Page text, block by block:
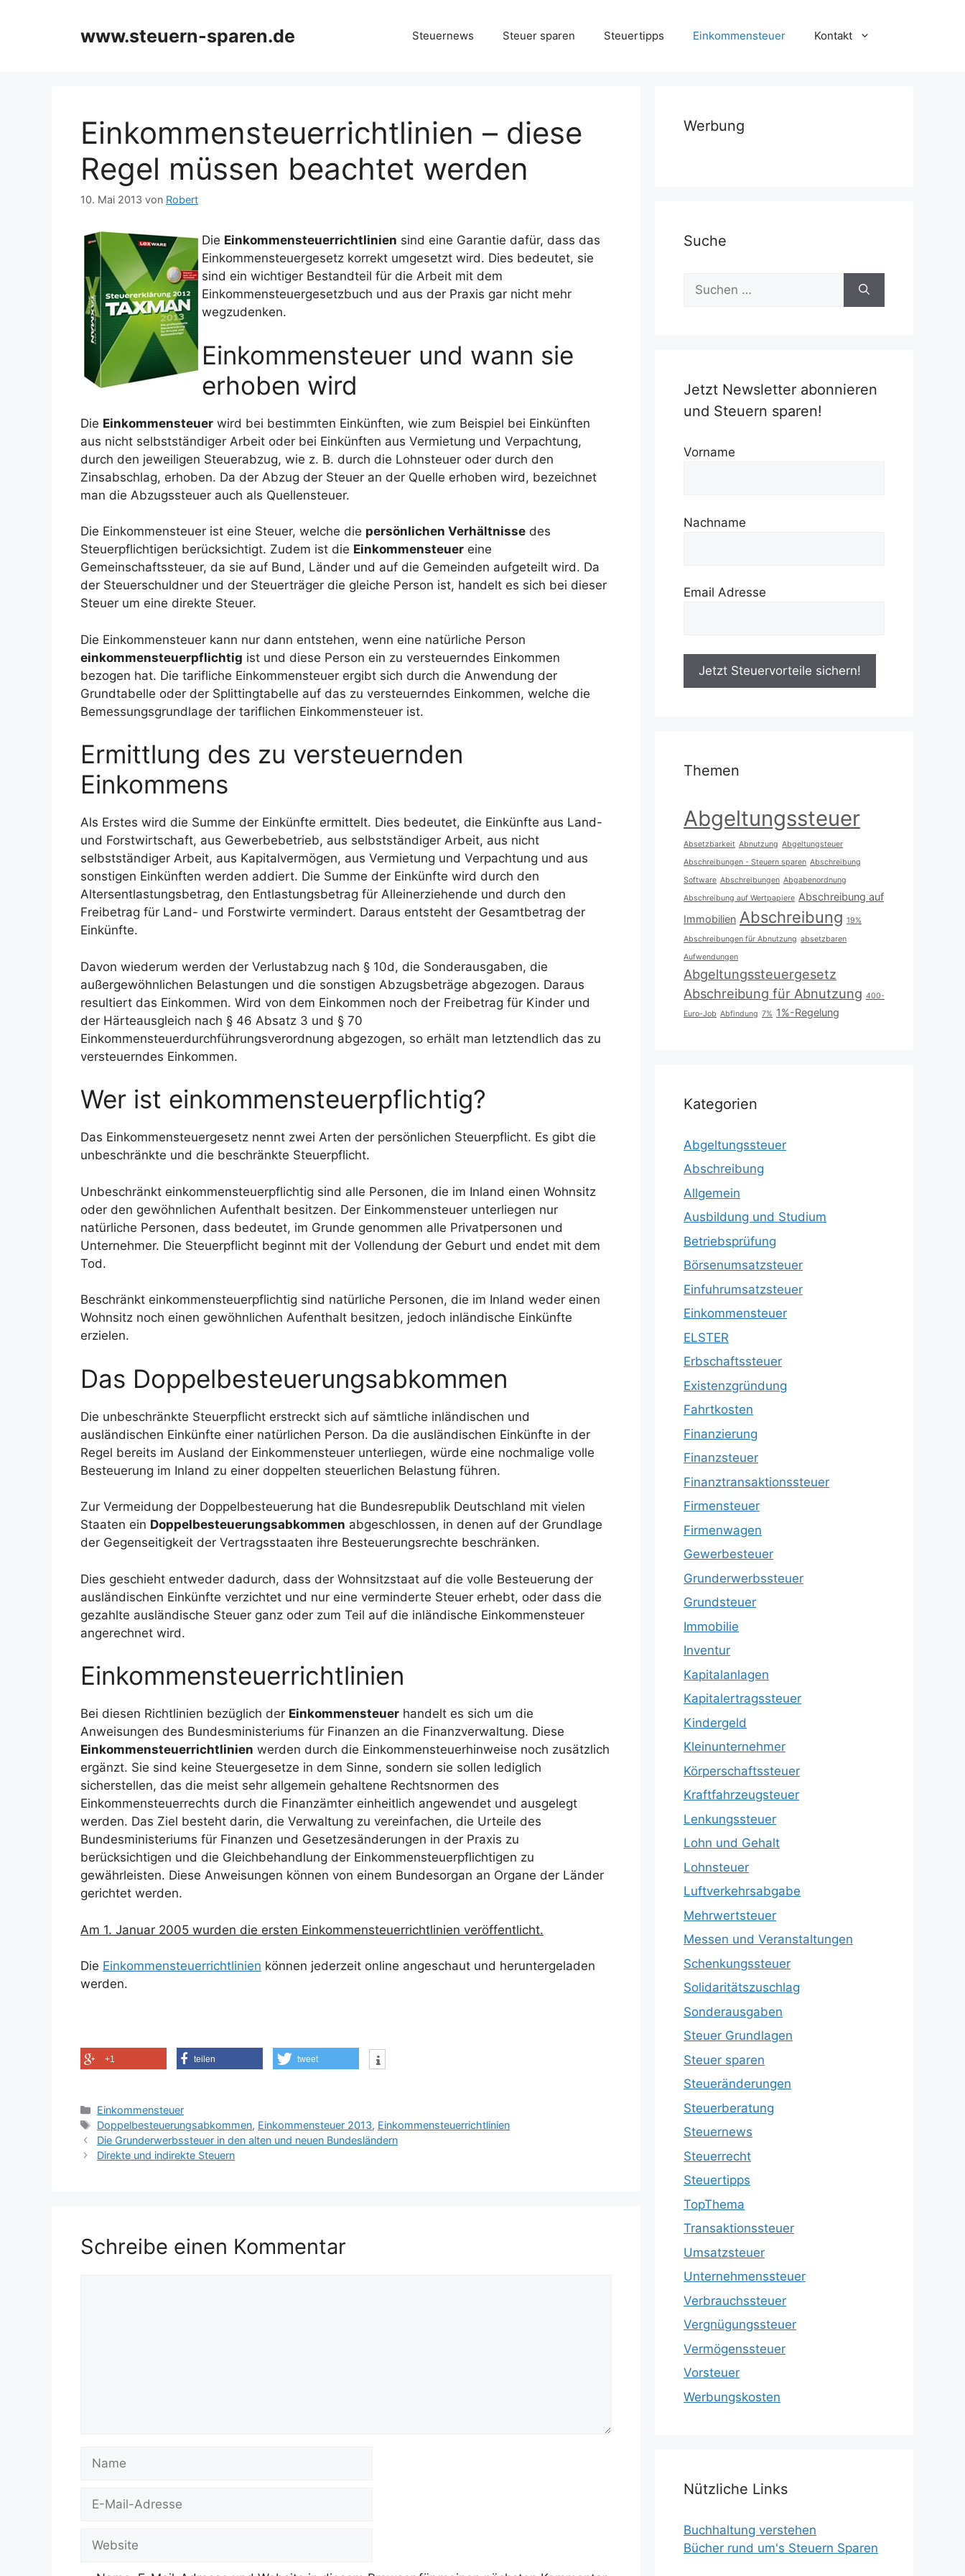
www.steuern-sparen.de Steuernews Steuer sparen Steuertipps Einkommensteuer Kontakt
Einkommensteuerrichtlinien – diese
Regel müssen beachtet werden
10. Mai 2013 von Robert
Die Einkommensteuerrichtlinien sind eine Garantie dafür, dass das
Einkommensteuergesetz korrekt umgesetzt wird. Dies bedeutet, sie
sind ein wichtiger Bestandteil für die Arbeit mit dem
Einkommensteuergesetzbuch und aus der Praxis gar nicht mehr
wegzudenken.
Einkommensteuer und wann sie
erhoben wird
Die Einkommensteuer wird bei bestimmten Einkünften, wie zum Beispiel bei Einkünften
aus nicht selbstständiger Arbeit oder bei Einkünften aus Vermietung und Verpachtung,
durch den jeweiligen Steuerabzug, wie z. B. durch die Lohnsteuer oder durch den
Zinsabschlag, erhoben. Da der Abzug der Steuer an der Quelle erhoben wird, bezeichnet
man die Abzugssteuer auch als Quellensteuer.
Die Einkommensteuer ist eine Steuer, welche die persönlichen Verhältnisse des
Steuerpflichtigen berücksichtigt. Zudem ist die Einkommensteuer eine
Gemeinschaftssteuer, da sie auf Bund, Länder und auf die Gemeinden aufgeteilt wird. Da
der Steuerschuldner und der Steuerträger die gleiche Person ist, handelt es sich bei dieser
Steuer um eine direkte Steuer.
Die Einkommensteuer kann nur dann entstehen, wenn eine natürliche Person
einkommensteuerpflichtig ist und diese Person ein zu versteuerndes Einkommen
bezogen hat. Die tarifliche Einkommensteuer ergibt sich durch die Anwendung der
Grundtabelle oder der Splittingtabelle auf das zu versteuerndes Einkommen, welche die
Bemessungsgrundlage der tariflichen Einkommensteuer ist.
Ermittlung des zu versteuernden
Einkommens
Als Erstes wird die Summe der Einkünfte ermittelt. Dies bedeutet, die Einkünfte aus Land-
und Forstwirtschaft, aus Gewerbebetrieb, aus selbstständiger Arbeit, aus nicht
selbstständiger Arbeit, aus Kapitalvermögen, aus Vermietung und Verpachtung und aus
sonstigen Einkünften werden addiert. Die Summe der Einkünfte wird durch den
Altersentlastungsbetrag, den Entlastungsbetrag für Alleinerziehende und durch den
Freibetrag für Land- und Forstwirte vermindert. Daraus entsteht der Gesamtbetrag der
Einkünfte.
Davon wiederum werden der Verlustabzug nach § 10d, die Sonderausgaben, die
außergewöhnlichen Belastungen und die sonstigen Abzugsbeträge abgezogen. Daraus
resultiert das Einkommen. Wird von dem Einkommen noch der Freibetrag für Kinder und
der Härteausgleich nach § 46 Absatz 3 und § 70
Einkommensteuerdurchführungsverordnung abgezogen, so erhält man letztendlich das zu
versteuerndes Einkommen.
Wer ist einkommensteuerpflichtig?
Das Einkommensteuergesetz nennt zwei Arten der persönlichen Steuerpflicht. Es gibt die
unbeschränkte und die beschränkte Steuerpflicht.
Unbeschränkt einkommensteuerpflichtig sind alle Personen, die im Inland einen Wohnsitz
oder den gewöhnlichen Aufenthalt besitzen. Der Einkommensteuer unterliegen nur
natürliche Personen, dass bedeutet, im Grunde genommen alle Privatpersonen und
Unternehmer. Die Steuerpflicht beginnt mit der Vollendung der Geburt und endet mit dem
Tod.
Beschränkt einkommensteuerpflichtig sind natürliche Personen, die im Inland weder einen
Wohnsitz noch einen gewöhnlichen Aufenthalt besitzen, jedoch inländische Einkünfte
erzielen.
Das Doppelbesteuerungsabkommen
Die unbeschränkte Steuerpflicht erstreckt sich auf sämtliche inländischen und
ausländischen Einkünfte einer natürlichen Person. Da die ausländischen Einkünfte in der
Regel bereits im Ausland der Einkommensteuer unterliegen, würde eine nochmalige volle
Besteuerung im Inland zu einer doppelten steuerlichen Belastung führen.
Zur Vermeidung der Doppelbesteuerung hat die Bundesrepublik Deutschland mit vielen
Staaten ein Doppelbesteuerungsabkommen abgeschlossen, in denen auf der Grundlage
der Gegenseitigkeit der Vertragsstaaten ihre Besteuerungsrechte beschränken.
Dies geschieht entweder dadurch, dass der Wohnsitzstaat auf die volle Besteuerung der
ausländischen Einkünfte verzichtet und nur eine verminderte Steuer erhebt, oder dass die
gezahlte ausländische Steuer ganz oder zum Teil auf die inländische Einkommensteuer
angerechnet wird.
Einkommensteuerrichtlinien
Bei diesen Richtlinien bezüglich der Einkommensteuer handelt es sich um die
Anweisungen des Bundesministeriums für Finanzen an die Finanzverwaltung. Diese
Einkommensteuerrichtlinien werden durch die Einkommensteuerhinweise noch zusätzlich
ergänzt. Sie sind keine Steuergesetze in dem Sinne, sondern sie sollen lediglich
sicherstellen, das die meist sehr allgemein gehaltene Rechtsnormen des
Einkommensteuerrechts durch die Finanzämter einheitlich angewendet und ausgelegt
werden. Das Ziel besteht darin, die Verwaltung zu vereinfachen, die Urteile des
Bundesministeriums für Finanzen und Gesetzesänderungen in der Praxis zu
berücksichtigen und die Gleichbehandlung der Einkommensteuerpflichtigen zu
gewährleisten. Diese Anweisungen können von einem Bundesorgan an Organe der Länder
gerichtet werden.
Am 1. Januar 2005 wurden die ersten Einkommensteuerrichtlinien veröffentlicht.
Die Einkommensteuerrichtlinien können jederzeit online angeschaut und heruntergeladen
werden.
+1 teilen tweet
Kategorien
Einkommensteuer
Schlagwörter
Doppelbesteuerungsabkommen, Einkommensteuer 2013, Einkommensteuerrichtlinien
Die Grunderwerbssteuer in den alten und neuen Bundesländern
Direkte und indirekte Steuern
Schreibe einen Kommentar
Name
Website
Werbung
Suche
Suchen
nach:
Jetzt Newsletter abonnieren
und Steuern sparen!
Vorname
Nachname
Email Adresse
Themen
Abgeltungssteuer
Absetzbarkeit Abnutzung Abgeltungsteuer
Abschreibungen - Steuern sparen Abschreibung
Software Abschreibungen Abgabenordnung
Abschreibung auf Wertpapiere Abschreibung auf
Immobilien Abschreibung 19%
Abschreibungen für Abnutzung absetzbaren
Aufwendungen
Abgeltungssteuergesetz
Abschreibung für Abnutzung 400-
Euro-Job Abfindung 7% 1%-Regelung
Kategorien
Abgeltungssteuer
Abschreibung
Allgemein
Ausbildung und Studium
Betriebsprüfung
Börsenumsatzsteuer
Einfuhrumsatzsteuer
Einkommensteuer
ELSTER
Erbschaftssteuer
Existenzgründung
Fahrtkosten
Finanzierung
Finanzsteuer
Finanztransaktionssteuer
Firmensteuer
Firmenwagen
Gewerbesteuer
Grunderwerbssteuer
Grundsteuer
Immobilie
Inventur
Kapitalanlagen
Kapitalertragssteuer
Kindergeld
Kleinunternehmer
Körperschaftssteuer
Kraftfahrzeugsteuer
Lenkungssteuer
Lohn und Gehalt
Lohnsteuer
Luftverkehrsabgabe
Mehrwertsteuer
Messen und Veranstaltungen
Schenkungssteuer
Solidaritätszuschlag
Sonderausgaben
Steuer Grundlagen
Steuer sparen
Steueränderungen
Steuerberatung
Steuernews
Steuerrecht
Steuertipps
TopThema
Transaktionssteuer
Umsatzsteuer
Unternehmenssteuer
Verbrauchssteuer
Vergnügungssteuer
Vermögenssteuer
Vorsteuer
Werbungskosten
Nützliche Links
Buchhaltung verstehen
Bücher rund um's Steuern Sparen